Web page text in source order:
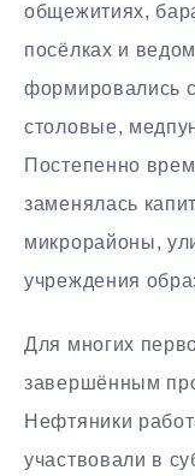
общежитиях,
посёлках и
формировались
столовые,
Постепенно
заменялась
микрорайоны,
учреждения
Для многих
завершённым
Нефтяники
участвовали в